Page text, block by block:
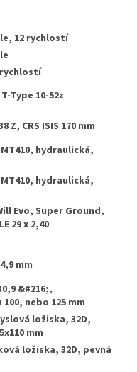
12 rychlostí
rychlostí
Type 10-52z
Z, CRS ISIS 170 mm
MT410, hydraulická,
MT410, hydraulická,
Evo, Super Ground,
29 x 2,40
mm
&#216;,
nebo 125 mm
ložiska, 32D,
mm
ložiska, 32D, pevná